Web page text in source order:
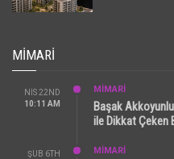
MIMARI
NIS 22ND
10:11 AM
MİMARİ
Başak
ile Dikkat Çeken
ŞUB 6TH
MİMARİ